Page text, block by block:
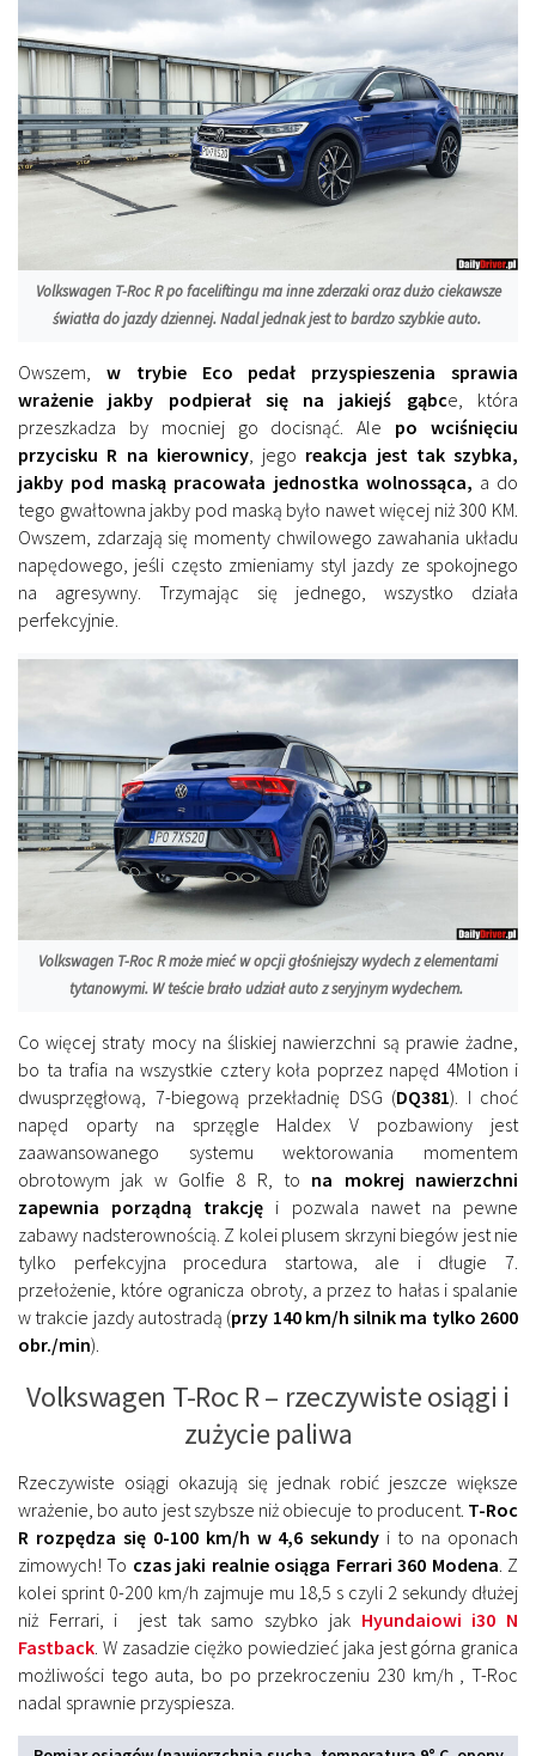
Volkswagen T-Roc R po faceliftingu ma inne zderzaki oraz dużo ciekawsze
światła do jazdy dziennej. Nadal jednak jest to bardzo szybkie auto.
Owszem, w trybie Eco pedał przyspieszenia sprawia
wrażenie jakby podpierał się na jakiejś gąbce, która
przeszkadza by mocniej go docisnąć. Ale po wciśnięciu
przycisku R na kierownicy, jego reakcja jest tak szybka,
jakby pod maską pracowała jednostka wolnossąca, a do
tego gwałtowna jakby pod maską było nawet więcej niż 300 KM.
Owszem, zdarzają się momenty chwilowego zawahania układu
napędowego, jeśli często zmieniamy styl jazdy ze spokojnego
na agresywny. Trzymając się jednego, wszystko działa
perfekcyjnie.
Volkswagen T-Roc R może mieć w opcji głośniejszy wydech z elementami
tytanowymi. W teście brało udział auto z seryjnym wydechem.
Co więcej straty mocy na śliskiej nawierzchni są prawie żadne,
bo ta trafia na wszystkie cztery koła poprzez napęd 4Motion i
dwusprzęgłową, 7-biegową przekładnię DSG (DQ381). I choć
napęd oparty na sprzęgle Haldex V pozbawiony jest
zaawansowanego systemu wektorowania momentem
obrotowym jak w Golfie 8 R, to na mokrej nawierzchni
zapewnia porządną trakcję i pozwala nawet na pewne
zabawy nadsterownością. Z kolei plusem skrzyni biegów jest nie
tylko perfekcyjna procedura startowa, ale i długie 7.
przełożenie, które ogranicza obroty, a przez to hałas i spalanie
w trakcie jazdy autostradą (przy 140 km/h silnik ma tylko 2600
obr./min).
Volkswagen T-Roc R – rzeczywiste osiągi i
zużycie paliwa
Rzeczywiste osiągi okazują się jednak robić jeszcze większe
wrażenie, bo auto jest szybsze niż obiecuje to producent. T-Roc
R rozpędza się 0-100 km/h w 4,6 sekundy i to na oponach
zimowych! To czas jaki realnie osiąga Ferrari 360 Modena. Z
kolei sprint 0-200 km/h zajmuje mu 18,5 s czyli 2 sekundy dłużej
niż Ferrari, i jest tak samo szybko jak Hyundaiowi i30 N
Fastback. W zasadzie ciężko powiedzieć jaka jest górna granica
możliwości tego auta, bo po przekroczeniu 230 km/h , T-Roc
nadal sprawnie przyspiesza.